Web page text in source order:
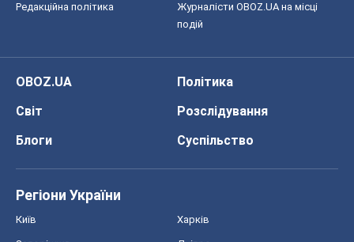
Редакційна політика
Журналісти OBOZ.UA на місці
подій
OBOZ.UA
Політика
Світ
Розслідування
Блоги
Суспільство
Регіони України
Київ Харків